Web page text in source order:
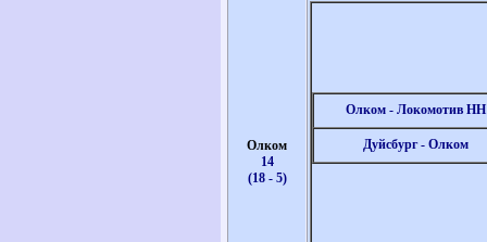
Олком
14
(18 - 5)
Олком - Локомотив НН
Дуйсбург - Олком